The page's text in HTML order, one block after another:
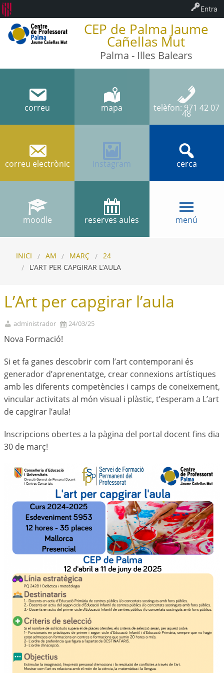
CEP de Palma Jaume
Cañellas Mut
Palma - Illes Balears
correu mapa telèfon: 971 42 07
48
correu electrònic instagram cerca
moodle reserves aules menú
INICI AM MARÇ
24
L’ART PER CAPGIRAR L’AULA
L’Art per capgirar l’aula
administrador 24/03/25
Nova Formació!
Si et fa ganes descobrir com l’art contemporani és
generador d’aprenentatge, crear connexions artístiques
amb les diferents competències i camps de coneixement,
vincular activitats al món visual i plàstic, t’esperam a L’art
de capgirar l’aula!
Inscripcions obertes a la pàgina del portal docent fins dia
30 de març!
Entra